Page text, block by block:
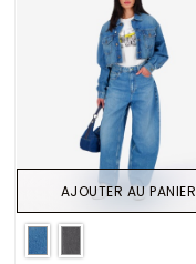
AJOUTER AU PANIER